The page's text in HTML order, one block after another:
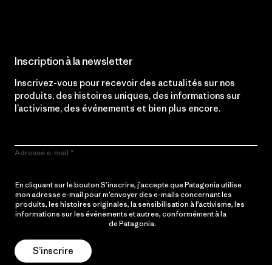
Inscription à la newsletter
Inscrivez-vous pour recevoir des actualités sur nos
produits, des histoires uniques, des informations sur
l’activisme, des événements et bien plus encore.
Adresse e-mail
En cliquant sur le bouton S’inscrire, j’accepte que Patagonia utilise
mon adresse e-mail pour m’envoyer des e-mails concernant les
produits, les histoires originales, la sensibilisation à l’activisme, les
informations sur les événements et autres, conformément à la
de Patagonia.
S’inscrire